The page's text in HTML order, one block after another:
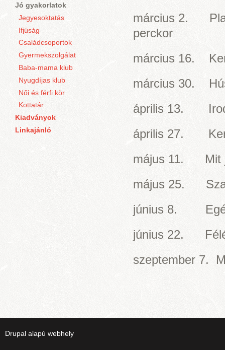
Jó gyakorlatok
Jegyesoktatás
Ifjúság
Családcsoportok
Gyermekszolgálat
Baba-mama klub
Nyugdíjas klub
Női és férfi kör
Kottatár
Kiadványok
Linkajánló
március 2.
perckor
március 16.
március 30.
április 13.
április 27. Kert
május 11. Mit
május 25.
június 8.
június 22.
szeptember 7.
Drupal alapú webhely